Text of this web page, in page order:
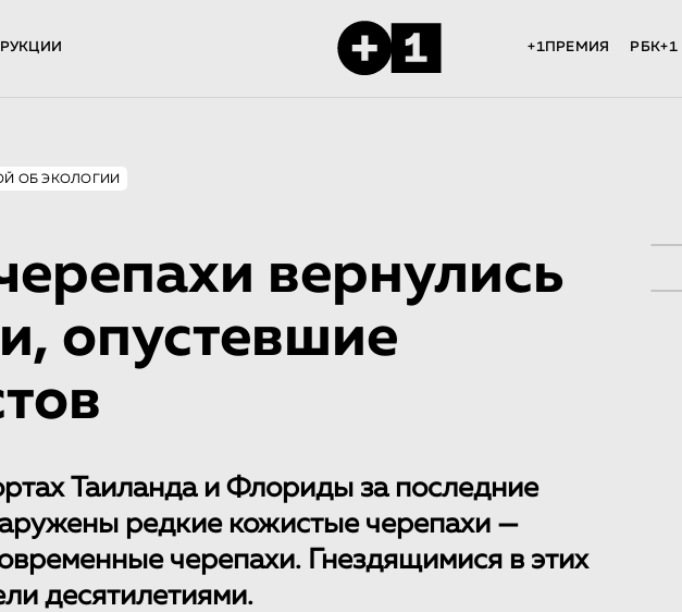
+1ПРЕМИЯ РБК+1
ОБ ЭКОЛОГИИ
вернулись
опустевшие
Таиланда и Флориды за последние
редкие кожистые черепахи —
черепахи. Гнездящимися в этих
десятилетиями.